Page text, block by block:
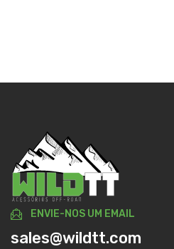
ENVIE-NOS UM EMAIL
sales@wildtt.com